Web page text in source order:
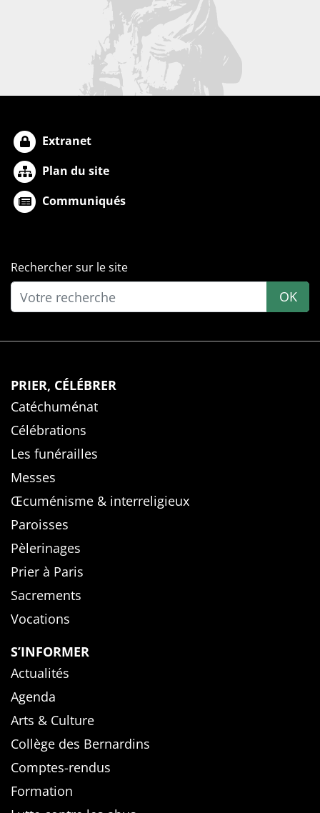
Extranet
Plan du site
Communiqués
Rechercher sur le site
OK
PRIER, CÉLÉBRER
Catéchuménat
Célébrations
Les funérailles
Messes
Œcuménisme & interreligieux
Paroisses
Pèlerinages
Prier à Paris
Sacrements
Vocations
S’INFORMER
Actualités
Agenda
Arts & Culture
Collège des Bernardins
Comptes-rendus
Formation